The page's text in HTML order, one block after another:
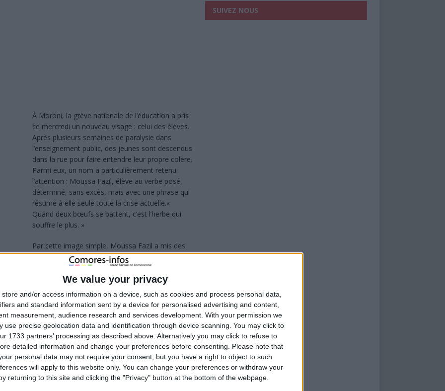
We value your privacy
store and/or access information on a device, such as cookies and process personal data,
and standard information sent by a device for personalised advertising and content,
measurement, audience research and services development. With your permission we
use precise geolocation data and identification through device scanning. You may click to
1733 partners’ processing as described above. Alternatively you may click to refuse to
detailed information and change your preferences before consenting. Please note that
personal data may not require your consent, but you have a right to object to such
will apply to this website only. You can change your preferences or withdraw your
returning to this site and clicking the "Privacy" button at the bottom of the webpage.
À Moroni, la grève nationale de l’éducation a pris
ce mercredi un nouveau visage : celui des élèves.
Après plusieurs semaines de paralysie dans
l’enseignement public, des jeunes sont descendus
dans la rue pour faire entendre leur propre colère.
Parmi eux, un nom a particulièrement retenu
l’attention : Moussa Fazil, élève au verbe posé,
déterminé, sans excès, mais avec une phrase qui
résume à elle seule toute la crise actuelle.«
Quand deux bœufs se battent, c’est l’herbe qui
souffre le plus. »
Par cette image simple, Moussa Fazil a mis des
mots sur ce que vivent aujourd’hui des milliers
De l’autre, les syndicats de l’éducation. Et au milieu, les
scolaire, leurs examens, leur avenir.
et du secondaire public sont engagés dans une
de l’éducation aux Comores. Les revendications
la grille indiciaire et le respect d’accords déjà signés
de son côté, que le dialogue n’est pas rompu, tout en
ni les responsables politiques qui ont occupé le devant
les éléments rapportés, des élèves du collège de la
pour se rendre jusqu’au ministère de l’Éducation. Leur
SUIVEZ NOUS